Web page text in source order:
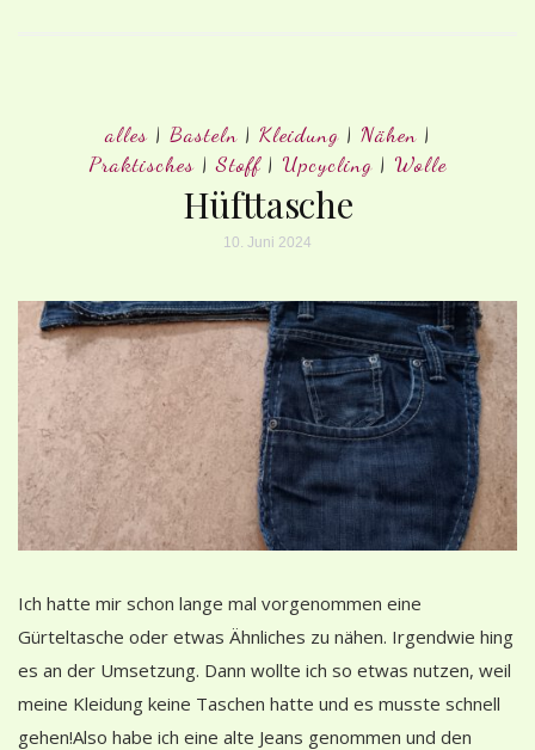
alles| Basteln| Kleidung| Nähen|
Praktisches |Stoff| Upcycling | Wolle
Hüfttasche
10. Juni 2024
Ich hatte mir schon lange mal vorgenommen eine
Gürteltasche oder etwas Ähnliches zu nähen. Irgendwie hing
es an der Umsetzung. Dann wollte ich so etwas nutzen, weil
meine Kleidung keine Taschen hatte und es musste schnell
gehen!Also habe ich eine alte Jeans genommen und den